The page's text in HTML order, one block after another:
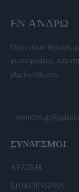
ΕΝ ΆΝΔΡΩ
Όσοι φίλοι θέλουν,
φωτογραφίες,
μας διεύθυνση.
ΣΥΝΔΕΣΜΟΙ
ΑΡΧΙΚΗ
ΕΠΙΚΟΙΝΩΝΙΑ